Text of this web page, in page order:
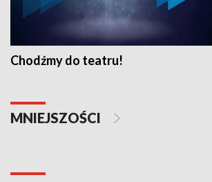
Chodźmy do teatru!
MNIEJSZOŚCI